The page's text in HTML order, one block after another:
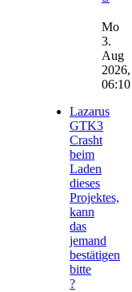
Beitrag
Mo
3.
Aug
2026,
06:10
Lazarus
GTK3
Crasht
beim
Laden
dieses
Projektes,
kann
das
jemand
bestätigen
bitte
?